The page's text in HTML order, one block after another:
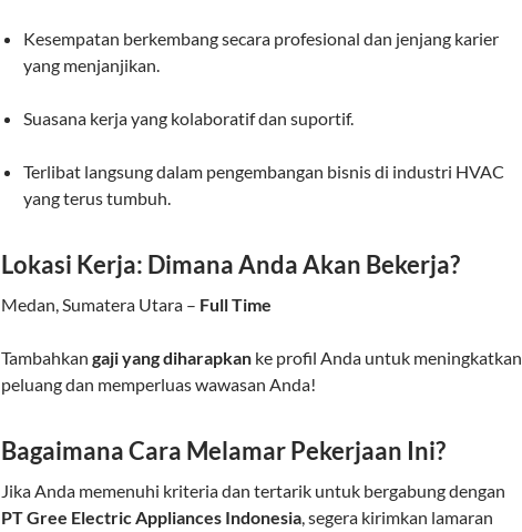
Kesempatan berkembang secara profesional dan jenjang karier
yang menjanjikan.
Suasana kerja yang kolaboratif dan suportif.
Terlibat langsung dalam pengembangan bisnis di industri HVAC
yang terus tumbuh.
Lokasi Kerja: Dimana Anda Akan Bekerja?
Medan, Sumatera Utara – Full Time
Tambahkan gaji yang diharapkan ke profil Anda untuk meningkatkan
peluang dan memperluas wawasan Anda!
Bagaimana Cara Melamar Pekerjaan Ini?
Jika Anda memenuhi kriteria dan tertarik untuk bergabung dengan
PT Gree Electric Appliances Indonesia, segera kirimkan lamaran